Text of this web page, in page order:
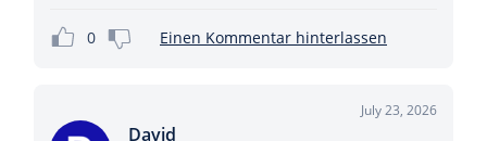
0 Einen Kommentar hinterlassen
July 23, 2026
David